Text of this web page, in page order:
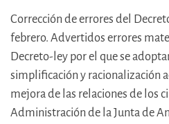
Corrección de errores del
febrero. Advertidos errores
Decreto-ley por el que se
simplificación y racionalización
mejora de las relaciones de los
Administración de la Junta de